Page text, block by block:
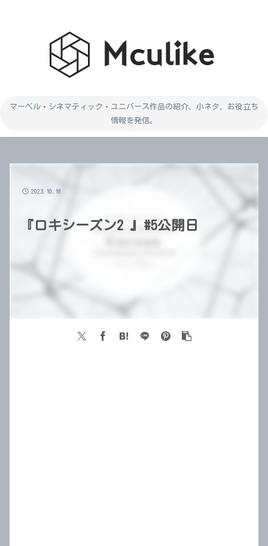
マーベル・シネマティック・ユニバース作品の紹介、小ネタ、お役立ち
情報を発信。
『ロキシーズン2 』#5公開日
2023.10.16